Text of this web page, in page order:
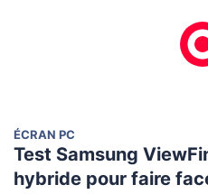
ÉCRAN PC
Test Samsung
hybride pour faire